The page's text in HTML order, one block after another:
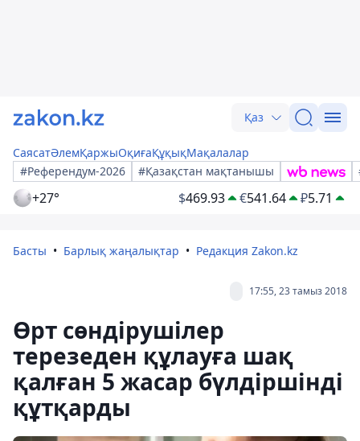
Қаз
СаясатӘлемҚаржыОқиғаҚұқықМақалалар
#Референдум-2026
#Қазақстан мақтанышы
+27° $469.93 €541.64 ₽5.71
Басты Барлық жаңалықтар Редакция Zakon.kz
17:55, 23 тамыз 2018
Өрт сөндірушілер
терезеден құлауға шақ
қалған 5 жасар бүлдіршінді
құтқарды